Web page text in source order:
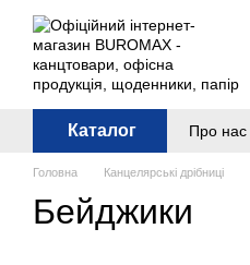
Перейти до основного контенту
Каталог Про нас
Головна Канцелярські дрібниці
Бейджики